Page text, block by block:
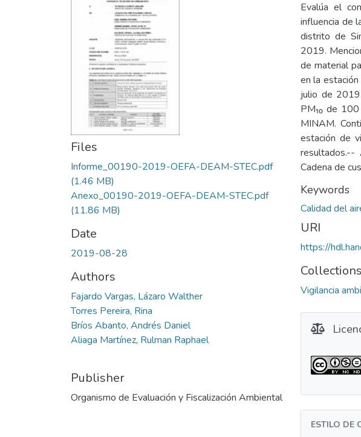
Files
Informe_00190-2019-OEFA-DEAM-STEC.pdf
(1.46 MB)
Anexo_00190-2019-OEFA-DEAM-STEC.pdf
(11.86 MB)
Date
2019-08-28
Authors
Fajardo Vargas, Lázaro Walther
Torres Pereira, Rina
Bríos Abanto, Andrés Daniel
Aliaga Martínez, Rulman Raphael
Publisher
Organismo de Evaluación y Fiscalización Ambiental
Evalúa el
influencia de
distrito de
2019.
de material
en la
julio de
PM₁₀ de
MINAM.
estación de
resultados.--
Cadena de
Keywords
Calidad del
URI
https://
Collections
Vigilancia
ESTILO DE